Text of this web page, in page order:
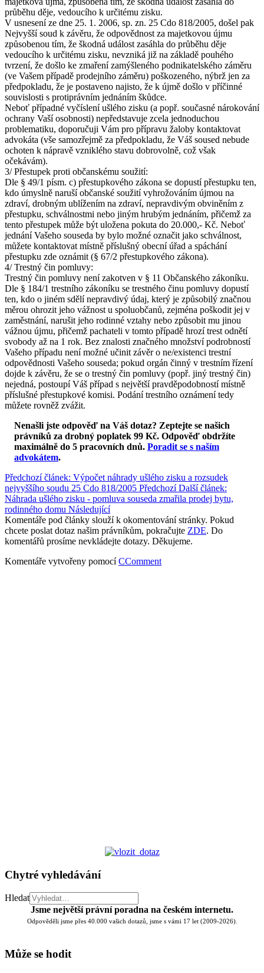
průběhu děje, vedoucího k určitému zisku.
V usnesení ze dne 25. 1. 2006, sp. zn. 25 Cdo 818/2005, došel pak
Nejvyšší soud k závěru, že odpovědnost za majetkovou újmu
způsobenou tím, že škodná událost zasáhla do průběhu děje
vedoucího k určitému zisku, nevzniká již na základě pouhého
tvrzení, že došlo ke zmaření zamýšleného podnikatelského záměru
(ve Vašem případě prodejního záměru) poškozeného, nýbrž jen za
předpokladu, že je postaveno najisto, že k újmě došlo v příčinné
souvislosti s protiprávním jednáním škůdce.
Neboť případné vyčíslení ušlého zisku (a popř. současné nárokování
ochrany Vaší osobnosti) nepředstavuje zcela jednoduchou
problematiku, doporučuji Vám pro přípravu žaloby kontaktovat
advokáta (vše samozřejmě za předpokladu, že Váš soused nebude
ochoten k nápravě vzniklého stavu dobrovolně, což však
očekávám).
3/ Přestupek proti občanskému soužití:
Dle § 49/1 písm. c) přestupkového zákona se dopustí přestupku ten,
kdo úmyslně naruší občanské soužití vyhrožováním újmou na
zdraví, drobným ublížením na zdraví, nepravdivým obviněním z
přestupku, schválnostmi nebo jiným hrubým jednáním, přičemž za
tento přestupek může být uložena pokuta do 20.000,- Kč. Neboť
jednání Vašeho souseda by bylo možné označit jako schválnost,
můžete kontaktovat místně příslušný obecní úřad a spáchání
přestupku zde oznámit (§ 67/2 přestupkového zákona).
4/ Trestný čin pomluvy:
Trestný čin pomluvy není zakotven v § 11 Občanského zákoníku.
Dle § 184/1 trestního zákoníku se trestného činu pomluvy dopustí
ten, kdo o jiném sdělí nepravdivý údaj, který je způsobilý značnou
měrou ohrozit jeho vážnost u spoluobčanů, zejména poškodit jej v
zaměstnání, narušit jeho rodinné vztahy nebo způsobit mu jinou
vážnou újmu, přičemž pachateli v tomto případě hrozí trest odnětí
svobody až na 1 rok. Bez znalosti značného množství podrobností
Vašeho případu není možné učinit závěr o ne/existenci trestní
odpovědnosti Vašeho souseda; pokud orgán činný v trestním řízení
dojde k závěru, že se o trestný čin pomluvy (popř. jiný trestný čin)
nejedná, postoupí Váš případ s největší pravděpodobností místně
příslušné přestupkové komisi. Podání trestního oznámení tedy
můžete rovněž zvážit.
Nenašli jste odpověď na Váš dotaz? Zeptejte se našich
právníků za drobný poplatek 99 Kč. Odpověď obdržíte
maximálně do 5 pracovních dnů. Poradit se s naším
advokátem.
Předchozí článek: Výpočet náhrady ušlého zisku a rozsudek
nejvyššího soudu 25 Cdo 818/2005 Předchozí Další článek:
Náhrada ušlého zisku - pomluva souseda zmařila prodej bytu,
rodinného domu Následující
Komentáře pod články slouží k okomentování stránky. Pokud
chcete poslat dotaz našim právníkům, pokračujte ZDE. Do
komentářů prosíme nevkládejte dotazy. Děkujeme.
Komentáře vytvořeny pomocíCComment
Chytré vyhledávání
Hledat
Jsme největší právní poradna na českém internetu.
Odpověděli jsme přes 40.000 vašich dotazů, jsme s vámi 17 let (2009-2026).
Může se hodit